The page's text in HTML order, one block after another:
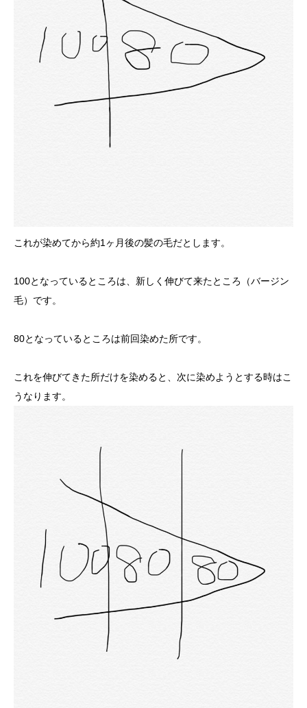
これが染めてから約1ヶ月後の髪の毛だとします。
100となっているところは、新しく伸びて来たところ（バージン
毛）です。
80となっているところは前回染めた所です。
これを伸びてきた所だけを染めると、次に染めようとする時はこ
うなります。